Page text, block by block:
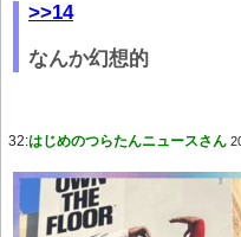
>>14
なんか幻想的
32:はじめのつらたんニュースさん